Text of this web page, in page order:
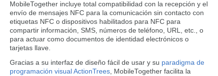
MobileTogether incluye total compatibilidad con la recepción y el
envío de mensajes NFC para la comunicación sin contacto con
etiquetas NFC o dispositivos habilitados para NFC para
compartir información, SMS, números de teléfono, URL, etc., o
para actuar como documentos de identidad electrónicos o
tarjetas llave.
Gracias a su interfaz de diseño fácil de usar y su paradigma de
programación visual ActionTrees, MobileTogether facilita la